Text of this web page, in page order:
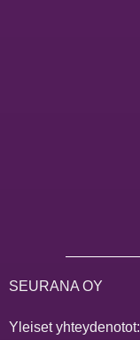
SEURANA OY
Yleiset yhteydenotot: